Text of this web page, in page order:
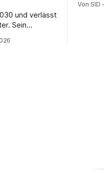
und verlässt
Sein
Rechnung
Von SID